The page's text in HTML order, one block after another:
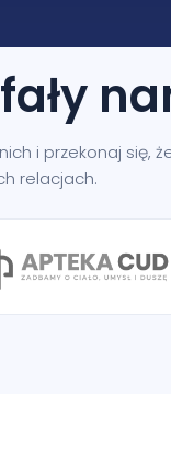
i przekonaj się,
relacjach.